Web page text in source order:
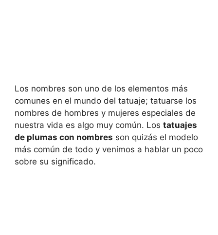
Los nombres son uno de los elementos más
comunes en el mundo del tatuaje; tatuarse los
nombres de hombres y mujeres especiales de
nuestra vida es algo muy común. Los tatuajes
de plumas con nombres son quizás el modelo
más común de todo y venimos a hablar un poco
sobre su significado.